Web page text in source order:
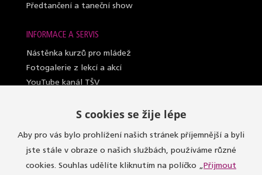
Předtančení a taneční show
INFORMACE A SERVIS
Nástěnka kurzů pro mládež
Fotogalerie z lekcí a akcí
YouTube kanál TŠV
Nahrazování lekcí (dospělí a lady)
Sály, kde učíme
Oblečení do kurzů
Taneční seznamka
S cookies se žije lépe
Aby pro vás bylo prohlížení našich stránek příjemnější a byli
jste stále v obraze o našich službách, používáme různé
cookies. Souhlas udělíte kliknutím na políčko „Přijmout